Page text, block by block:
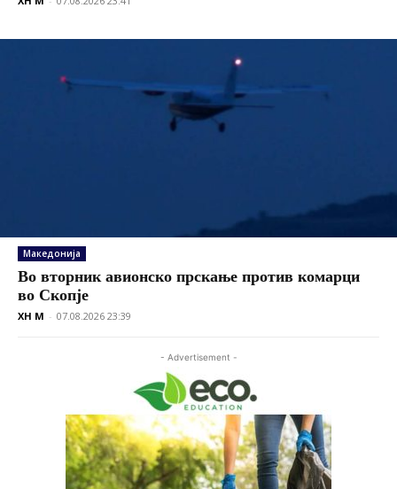
Македонија
Во вторник авионско прскање против комарци
во Скопје
XH M - 07.08.2026 23:39
- Advertisement -